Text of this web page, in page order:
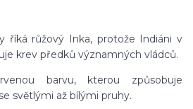
říká růžový Inka, protože Indiáni v
krev předků významných vládců.
barvu, kterou způsobuje
světlými až bílými pruhy.